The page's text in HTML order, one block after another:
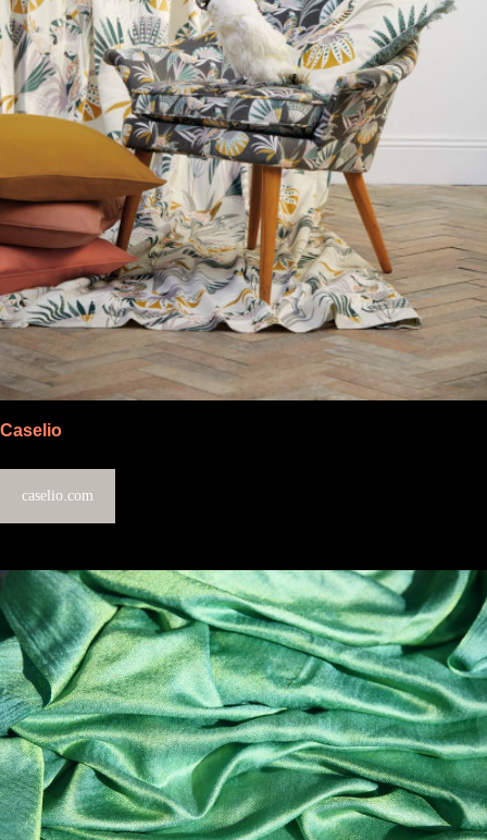
Caselio
caselio.com